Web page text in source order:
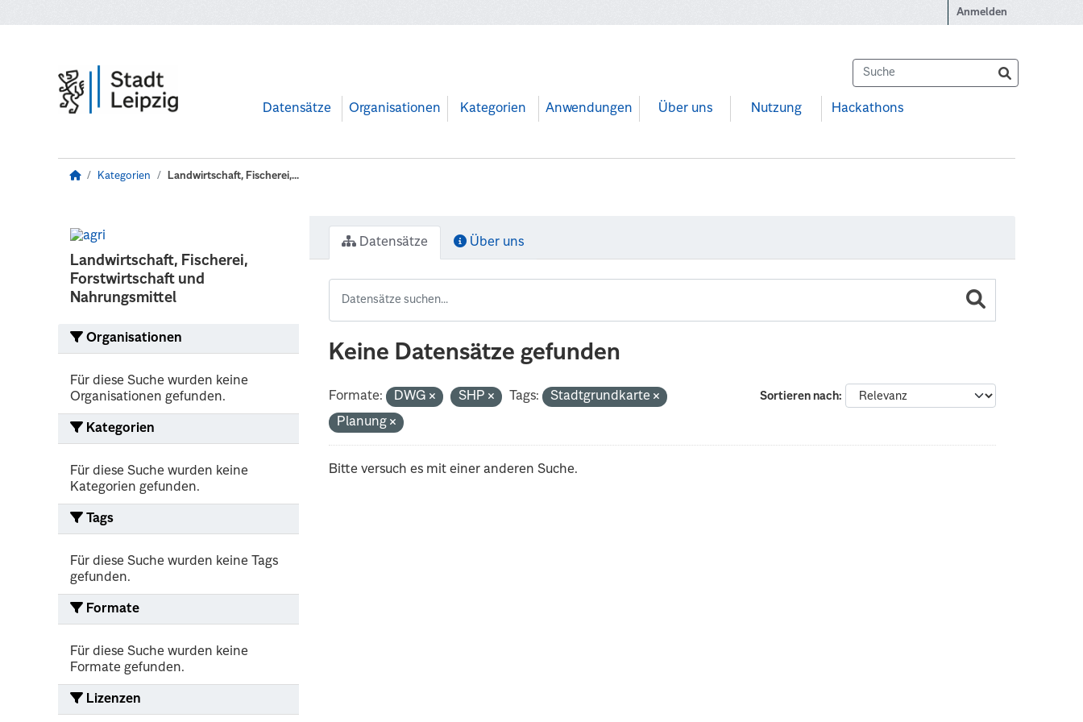
Anmelden
Datensätze Organisationen Kategorien Anwendungen Über uns Nutzung Hackathons
Kategorien Landwirtschaft, Fischerei,...
Landwirtschaft, Fischerei,
Forstwirtschaft und
Nahrungsmittel
Organisationen
Für diese Suche wurden keine
Organisationen gefunden.
Kategorien
Für diese Suche wurden keine
Kategorien gefunden.
Tags
Für diese Suche wurden keine Tags
gefunden.
Formate
Für diese Suche wurden keine
Formate gefunden.
Lizenzen
Datensätze Über uns
Keine Datensätze gefunden
Sortieren nach
Formate: DWG SHP Tags:
Stadtgrundkarte
Planung
Bitte versuch es mit einer anderen Suche.